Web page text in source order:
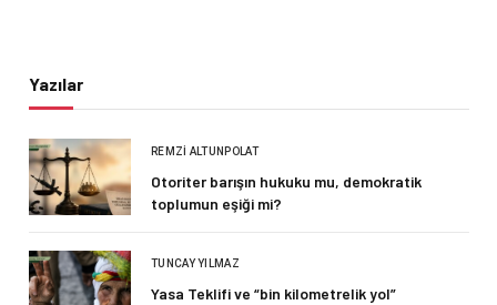
Yazılar
REMZI ALTUNPOLAT
Otoriter barışın hukuku mu, demokratik
toplumun eşiği mi?
TUNCAY YILMAZ
Yasa Teklifi ve “bin kilometrelik yol”